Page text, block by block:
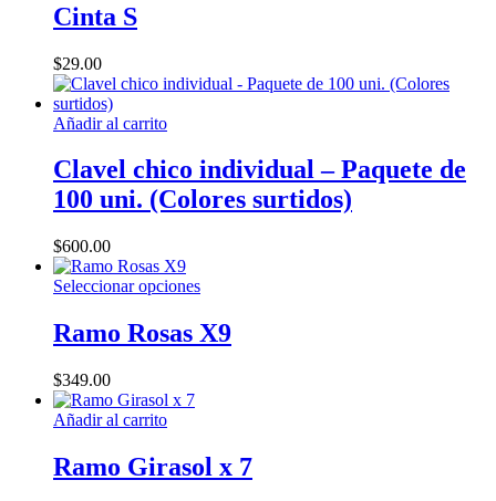
opciones
en
la
página
Cinta S
$29.00
Añadir al carrito
Clavel chico individual – Paquete de
100 uni. (Colores surtidos)
$600.00
Seleccionar opcionesEste
tiene
múltiples
elegir
en
Ramo Rosas X9
$349.00
Añadir al carrito
Ramo Girasol x 7